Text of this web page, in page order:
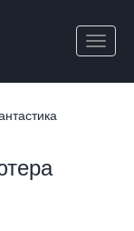
Toggle